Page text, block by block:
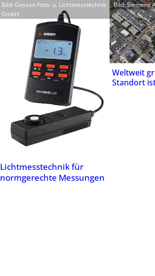
Bild: Gossen Foto- u. Lichtmesstechnik
GmbH
Lichtmesstechnik für
normgerechte Messungen
Bild: Siemens
Weltweit
Standort